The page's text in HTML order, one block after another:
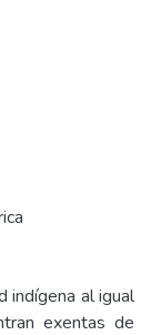
indígena al igual
exentas de